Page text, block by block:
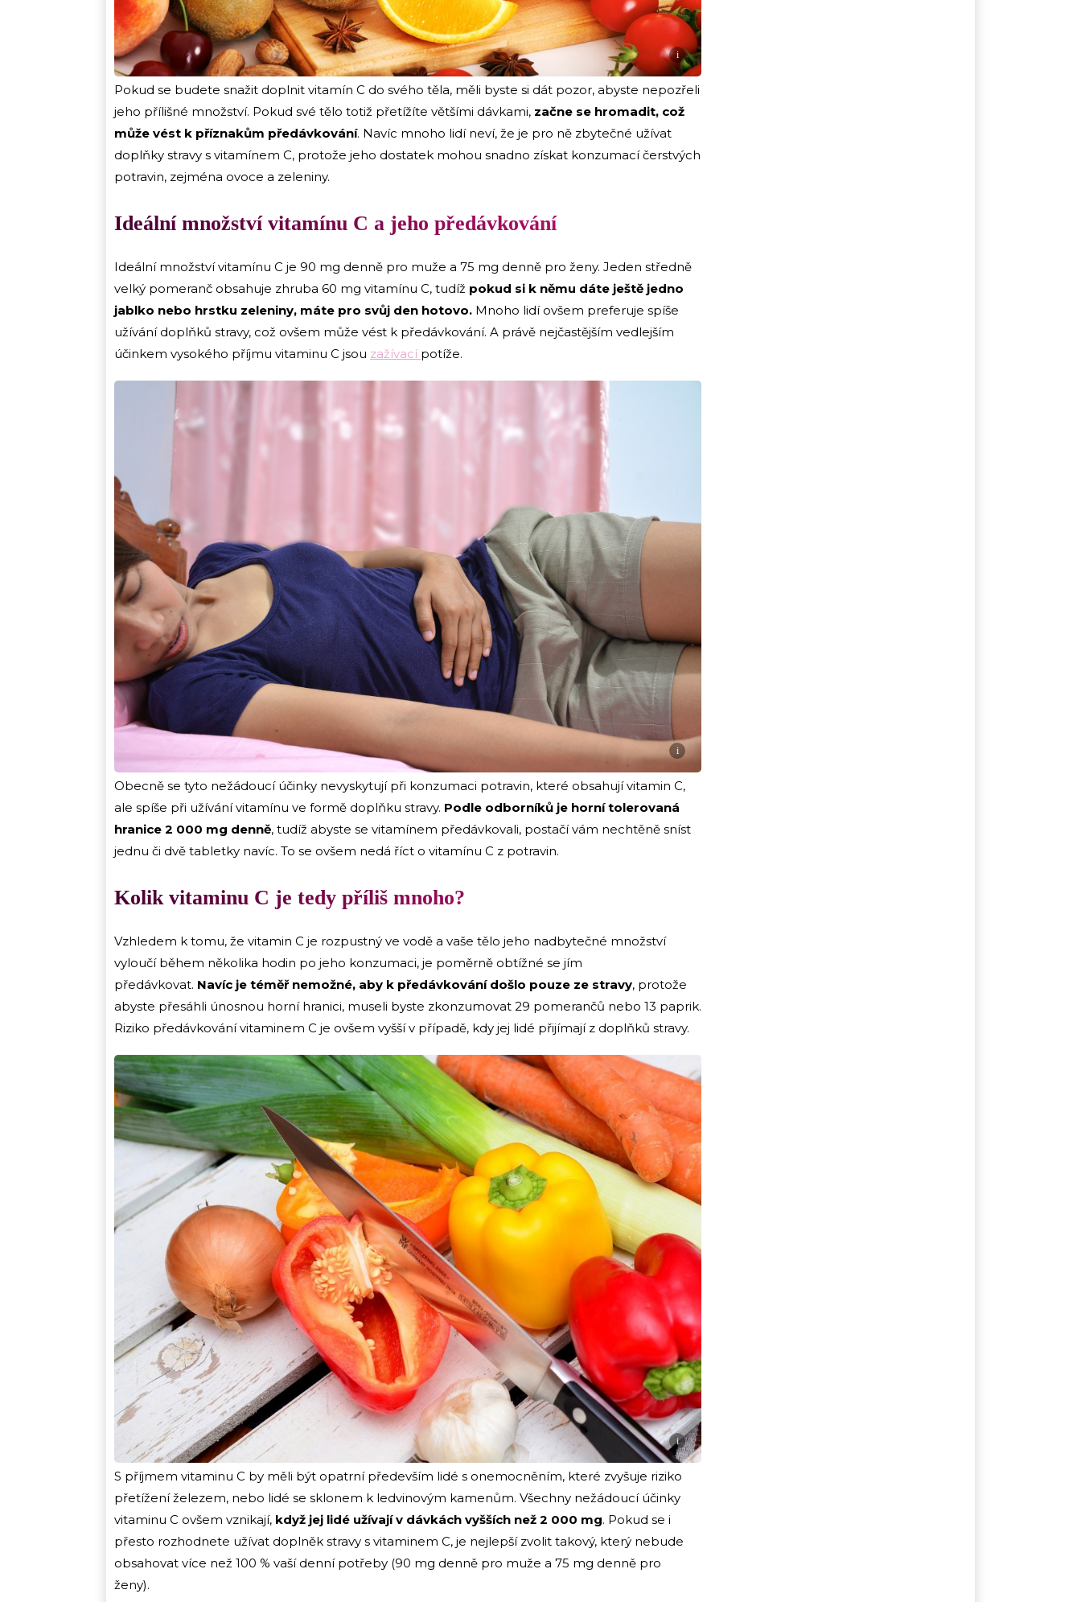
i
Pokud se budete snažit doplnit vitamín C do svého těla, měli byste si dát pozor, abyste nepozřeli
jeho přílišné množství. Pokud své tělo totiž přetížíte většími dávkami, začne se hromadit, což
může vést k příznakům předávkování. Navíc mnoho lidí neví, že je pro ně zbytečné užívat
doplňky stravy s vitamínem C, protože jeho dostatek mohou snadno získat konzumací čerstvých
potravin, zejména ovoce a zeleniny.
Ideální množství vitamínu C a jeho předávkování
Ideální množství vitamínu C je 90 mg denně pro muže a 75 mg denně pro ženy. Jeden středně
velký pomeranč obsahuje zhruba 60 mg vitamínu C, tudíž pokud si k němu dáte ještě jedno
jablko nebo hrstku zeleniny, máte pro svůj den hotovo. Mnoho lidí ovšem preferuje spíše
užívání doplňků stravy, což ovšem může vést k předávkování. A právě nejčastějším vedlejším
účinkem vysokého příjmu vitaminu C jsou zažívací potíže.
i
Obecně se tyto nežádoucí účinky nevyskytují při konzumaci potravin, které obsahují vitamin C,
ale spíše při užívání vitamínu ve formě doplňku stravy. Podle odborníků je horní tolerovaná
hranice 2 000 mg denně, tudíž abyste se vitamínem předávkovali, postačí vám nechtěně sníst
jednu či dvě tabletky navíc. To se ovšem nedá říct o vitamínu C z potravin.
Kolik vitaminu C je tedy příliš mnoho?
Vzhledem k tomu, že vitamin C je rozpustný ve vodě a vaše tělo jeho nadbytečné množství
vyloučí během několika hodin po jeho konzumaci, je poměrně obtížné se jím
předávkovat. Navíc je téměř nemožné, aby k předávkování došlo pouze ze stravy, protože
abyste přesáhli únosnou horní hranici, museli byste zkonzumovat 29 pomerančů nebo 13 paprik.
Riziko předávkování vitaminem C je ovšem vyšší v případě, kdy jej lidé přijímají z doplňků stravy.
i
S příjmem vitaminu C by měli být opatrní především lidé s onemocněním, které zvyšuje riziko
přetížení železem, nebo lidé se sklonem k ledvinovým kamenům. Všechny nežádoucí účinky
vitaminu C ovšem vznikají, když jej lidé užívají v dávkách vyšších než 2 000 mg. Pokud se i
přesto rozhodnete užívat doplněk stravy s vitaminem C, je nejlepší zvolit takový, který nebude
obsahovat více než 100 % vaší denní potřeby (90 mg denně pro muže a 75 mg denně pro
ženy).